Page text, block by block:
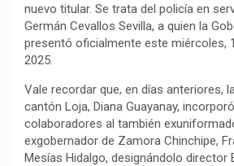
nuevo titular. Se trata del policía en
Germán Cevallos Sevilla, a quien la
presentó oficialmente este miércoles,
2025.
Vale recordar que, en días anteriores,
cantón Loja, Diana Guayanay,
colaboradores al también
exgobernador de Zamora Chinchipe,
Mesías Hidalgo, designándolo director